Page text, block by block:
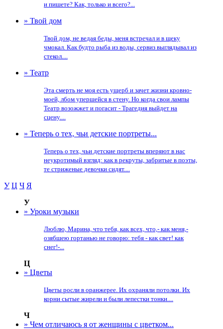
и пишете? Как, только и всего?...
» Твой дом
Твой дом, не ведая беды, меня встречал и в щеку
чмокал. Как будто рыба из воды, сервиз выглядывал из
стекол....
» Театр
Эта смерть не моя есть ущерб и зачет жизни кровно-
моей, лбом упершейся в стену. Но когда свои лампы
Театр возожжет и погасит - Трагедия выйдет на
сцену....
» Теперь о тех, чьи детские портреты...
Теперь о тех, чьи детские портреты вперяют в нас
неукротимый взгляд: как в рекруты, забритые в поэты,
те стриженые девочки сидят....
У Ц Ч Я
У
» Уроки музыки
Люблю, Марина, что тебя, как всех, что,- как меня,-
озябшею гортанью не говорю: тебя - как свет! как
снег!-...
Ц
» Цветы
Цветы росли в оранжерее. Их охраняли потолки. Их
корни сытые жирели и были лепестки тонки....
Ч
» Чем отличаюсь я от женщины с цветком...